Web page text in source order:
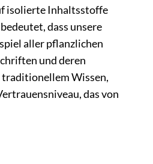
isolierte Inhaltsstoffe
dass unsere
aller pflanzlichen
und deren
traditionellem Wissen,
das von